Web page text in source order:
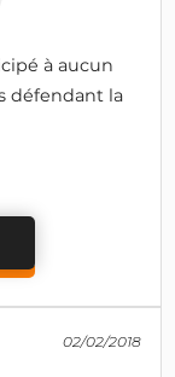
à aucun
défendant la
02/02/2018